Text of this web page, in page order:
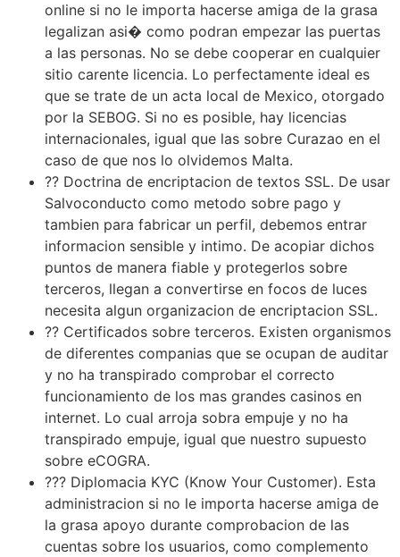
online si no le importa hacerse amiga de la grasa
legalizan asi� como podran empezar las puertas
a las personas. No se debe cooperar en cualquier
sitio carente licencia. Lo perfectamente ideal es
que se trate de un acta local de Mexico, otorgado
por la SEBOG. Si no es posible, hay licencias
internacionales, igual que las sobre Curazao en el
caso de que nos lo olvidemos Malta.
?? Doctrina de encriptacion de textos SSL. De usar
Salvoconducto como metodo sobre pago y
tambien para fabricar un perfil, debemos entrar
informacion sensible y intimo. De acopiar dichos
puntos de manera fiable y protegerlos sobre
terceros, llegan a convertirse en focos de luces
necesita algun organizacion de encriptacion SSL.
?? Certificados sobre terceros. Existen organismos
de diferentes companias que se ocupan de auditar
y no ha transpirado comprobar el correcto
funcionamiento de los mas grandes casinos en
internet. Lo cual arroja sobra empuje y no ha
transpirado empuje, igual que nuestro supuesto
sobre eCOGRA.
??? Diplomacia KYC (Know Your Customer). Esta
administracion si no le importa hacerse amiga de
la grasa apoyo durante comprobacion de las
cuentas sobre los usuarios, como complemento